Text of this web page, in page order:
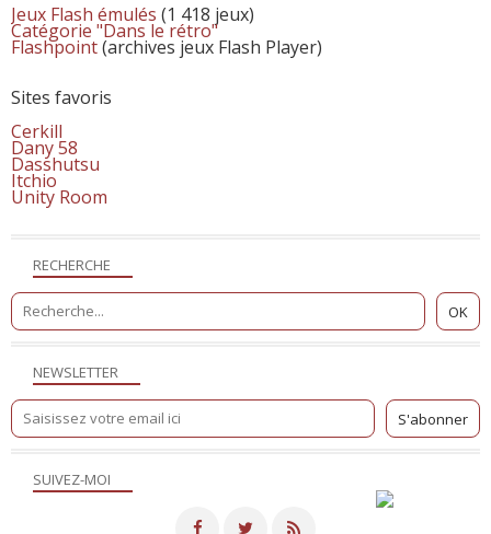
NEWSLETTER
SUIVEZ-MOI
RECHERCHE
Jeux Flash émulés (1 418 jeux)
Catégorie "Dans le rétro"
Flashpoint(archives jeux Flash Player)
Sites favoris
Cerkill
Dany 58
Dasshutsu
Itchio
Unity Room